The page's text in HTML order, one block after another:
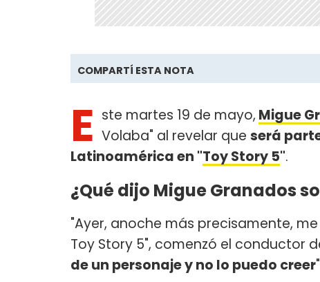
COMPARTÍ ESTA NOTA
E ste martes 19 de mayo, Migue
Volaba" al revelar que será
Latinoamérica en "Toy Story 5".
¿Qué dijo Migue Granados
"Ayer, anoche más precisamente,
Toy Story 5", comenzó el conductor
de un personaje y no lo puedo creer